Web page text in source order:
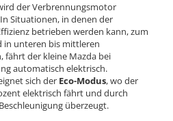
der Verbrennungsmotor
Situationen, in denen der
betrieben werden kann, zum
in unteren bis mittleren
fährt der kleine Mazda bei
automatisch elektrisch.
sich der Eco-Modus, wo der
elektrisch fährt und durch
überzeugt.